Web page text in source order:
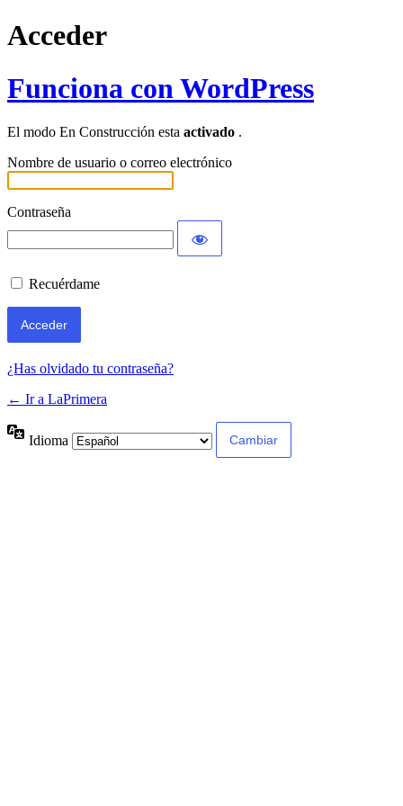
Acceder
Funciona con WordPress
El modo En Construcción esta activado .
Nombre de usuario o correo electrónico
Contraseña
Recuérdame
¿Has olvidado tu contraseña?
← Ir a LaPrimera
Idioma